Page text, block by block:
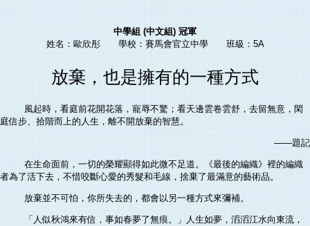
中學組 (中文組) 冠軍
姓名：歐欣彤 學校：賽馬會官立中學 班級：5A
放棄，也是擁有的一種方式
風起時，看庭前花開花落，寵辱不驚；看天邊雲卷雲舒，去留無意，閑
庭信步、拾階而上的人生，離不開放棄的智慧。
——題記
在生命面前，一切的榮耀顯得如此微不足道。《最後的編織》裡的編織
者為了活下去，不惜咬斷心愛的秀髮和毛線，捨棄了最滿意的藝術品。
放棄並不可怕，你所失去的，都會以另一種方式來彌補。
「人似秋鴻來有信，事如春夢了無痕。」人生如夢，滔滔江水向東流，